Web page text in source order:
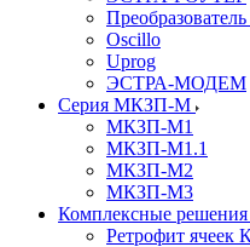
Oscillo
Uprog
ЭСТРА-МОДЕМ
Серия МКЗП-М
МКЗП-М1
МКЗП-М1.1
МКЗП-М2
МКЗП-М3
Комплексные решения
Ретрофит